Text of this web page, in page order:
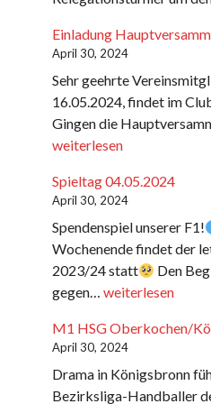
Einladung
April 30, 2024
Sehr geehrte
16.05.2024, findet im
Gingen die
weiterlesen
Spieltag 04.05.2024
April 30, 2024
Spendenspiel unserer F1!
Wochenende findet der
2023/24 statt
Den
gegen… Spieltag
weiterlesen
M1 HSG Oberkochen/
April 30, 2024
Drama in Königsbronn
Bezirksliga-Handballer